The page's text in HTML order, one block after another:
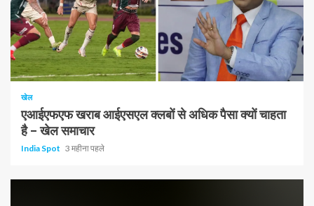
1 न्यूनतम पढ़ा
खेल
एआईएफएफ खराब आईएसएल क्लबों से अधिक पैसा क्यों चाहता
है – खेल समाचार
India Spot 3 महीना पहले